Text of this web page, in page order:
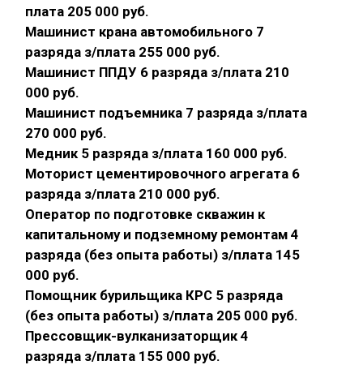
плата 205 000 руб.
Машинист крана автомобильного 7
разряда з/плата 255 000 руб.
Машинист ППДУ 6 разряда з/плата 210
000 руб.
Машинист подъемника 7 разряда з/плата
270 000 руб.
Медник 5 разряда з/плата 160 000 руб.
Моторист цементировочного агрегата 6
разряда з/плата 210 000 руб.
Оператор по подготовке скважин к
капитальному и подземному ремонтам 4
разряда (без опыта работы) з/плата 145
000 руб.
Помощник бурильщика КРС 5 разряда
(без опыта работы) з/плата 205 000 руб.
Прессовщик-вулканизаторщик 4
разряда з/плата 155 000 руб.